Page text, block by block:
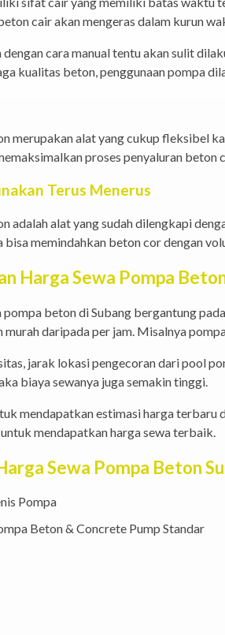
cair akan mengeras dalam kurun
dengan cara manual tentu akan sulit
kualitas beton, penggunaan pompa
merupakan alat yang cukup fleksibel
proses penyaluran beton
Terus Menerus
adalah alat yang sudah dilengkapi
bisa memindahkan beton cor dengan
Harga Sewa Pompa
pompa beton di Subang bergantung
daripada per jam. Misalnya
jarak lokasi pengecoran dari pool
biaya sewanya juga semakin tinggi.
mendapatkan estimasi harga terbaru
mendapatkan harga sewa terbaik.
Sewa Pompa Beton
Pompa
Beton & Concrete Pump Standar